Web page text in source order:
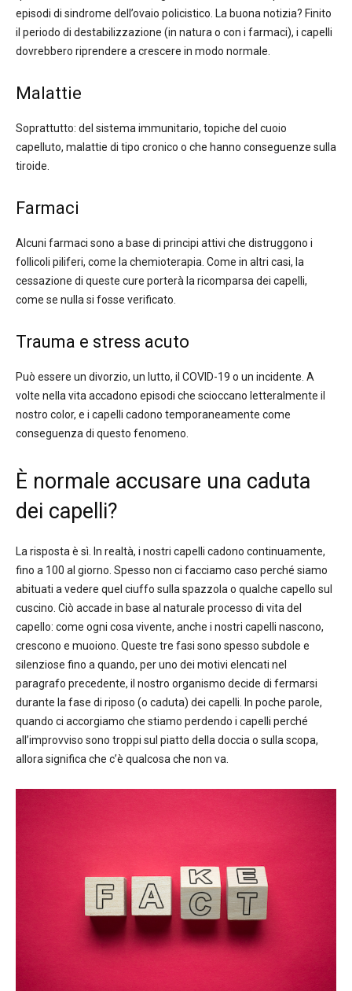
episodi di sindrome dell’ovaio policistico. La buona notizia? Finito
il periodo di destabilizzazione (in natura o con i farmaci), i capelli
dovrebbero riprendere a crescere in modo normale.
Malattie
Soprattutto: del sistema immunitario, topiche del cuoio
capelluto, malattie di tipo cronico o che hanno conseguenze sulla
tiroide.
Farmaci
Alcuni farmaci sono a base di principi attivi che distruggono i
follicoli piliferi, come la chemioterapia. Come in altri casi, la
cessazione di queste cure porterà la ricomparsa dei capelli,
come se nulla si fosse verificato.
Trauma e stress acuto
Può essere un divorzio, un lutto, il COVID-19 o un incidente. A
volte nella vita accadono episodi che scioccano letteralmente il
nostro color, e i capelli cadono temporaneamente come
conseguenza di questo fenomeno.
È normale accusare una caduta
dei capelli?
La risposta è sì. In realtà, i nostri capelli cadono continuamente,
fino a 100 al giorno. Spesso non ci facciamo caso perché siamo
abituati a vedere quel ciuffo sulla spazzola o qualche capello sul
cuscino. Ciò accade in base al naturale processo di vita del
capello: come ogni cosa vivente, anche i nostri capelli nascono,
crescono e muoiono. Queste tre fasi sono spesso subdole e
silenziose fino a quando, per uno dei motivi elencati nel
paragrafo precedente, il nostro organismo decide di fermarsi
durante la fase di riposo (o caduta) dei capelli. In poche parole,
quando ci accorgiamo che stiamo perdendo i capelli perché
all’improvviso sono troppi sul piatto della doccia o sulla scopa,
allora significa che c’è qualcosa che non va.